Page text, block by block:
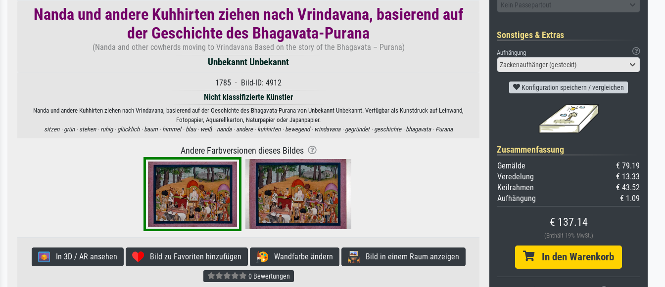
Nanda und andere Kuhhirten ziehen nach Vrindavana, basierend auf
der Geschichte des Bhagavata-Purana
(Nanda and other cowherds moving to Vrindavana Based on the story of the Bhagavata – Purana)
Unbekannt Unbekannt
1785 · Bild-ID: 4912
Nicht klassifizierte Künstler
Nanda und andere Kuhhirten ziehen nach Vrindavana, basierend auf der Geschichte des Bhagavata-Purana von Unbekannt Unbekannt. Verfügbar als Kunstdruck auf Leinwand,
Fotopapier, Aquarellkarton, Naturpapier oder Japanpapier.
sitzen · grün · stehen · ruhig · glücklich · baum · himmel · blau · weiß · nanda · andere · kuhhirten · bewegend · vrindavana · gegründet · geschichte · bhagavata · Purana
Andere Farbversionen dieses Bildes
In 3D / AR ansehen Bild zu Favoriten hinzufügen Wandfarbe ändern Bild in einem Raum anzeigen
0 Bewertungen
Kein Passepartout
Sonstiges & Extras
Aufhängung
Zackenaufhänger (gesteckt)
Konfiguration speichern / vergleichen
Zusammenfassung
Gemälde
€ 79.19
Veredelung
€ 13.33
Keilrahmen
€ 43.52
Aufhängung
€ 1.09
€ 137.14
(Enthält 19% MwSt.)
In den Warenkorb